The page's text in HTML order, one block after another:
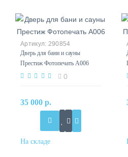
290854
Дверь для бани и сауны
Престиж Фотопечать А006
0
35 000 р.